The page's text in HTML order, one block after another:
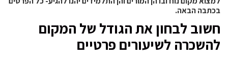
בכתבה הבאה.
חשוב לבחון את הגודל של המקום
להשכרה לשיעורים פרטיים